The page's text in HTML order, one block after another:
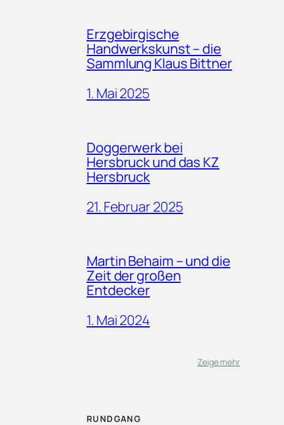
Erzgebirgische
Handwerkskunst – die
Sammlung Klaus Bittner
1. Mai 2025
Doggerwerk bei
Hersbruck und das KZ
Hersbruck
21. Februar 2025
Martin Behaim – und die
Zeit der großen
Entdecker
1. Mai 2024
Zeige mehr
RUNDGANG